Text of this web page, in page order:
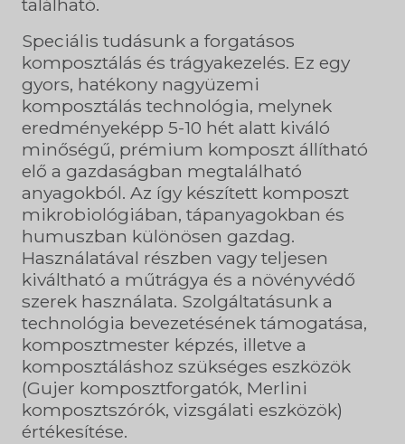
található.
Speciális tudásunk a forgatásos
komposztálás és trágyakezelés. Ez egy
gyors, hatékony nagyüzemi
komposztálás technológia, melynek
eredményeképp 5-10 hét alatt kiváló
minőségű, prémium komposzt állítható
elő a gazdaságban megtalálható
anyagokból. Az így készített komposzt
mikrobiológiában, tápanyagokban és
humuszban különösen gazdag.
Használatával részben vagy teljesen
kiváltható a műtrágya és a növényvédő
szerek használata. Szolgáltatásunk a
technológia bevezetésének támogatása,
komposztmester képzés, illetve a
komposztáláshoz szükséges eszközök
(Gujer komposztforgatók, Merlini
komposztszórók, vizsgálati eszközök)
értékesítése.